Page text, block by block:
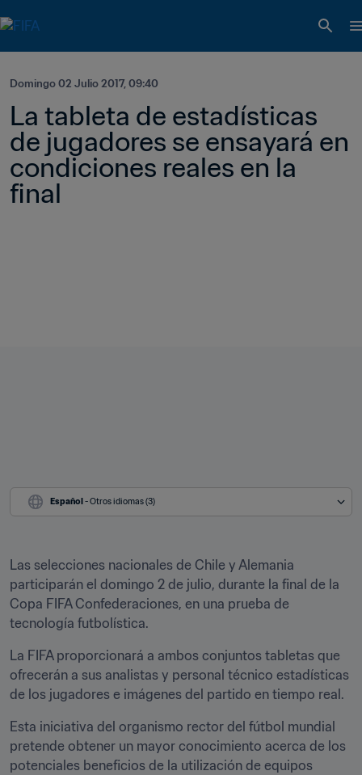
Domingo 02 Julio 2017, 09:40
La tableta de estadísticas
de jugadores se ensayará en
condiciones reales en la
final
Español - Otros idiomas (3)
Las selecciones nacionales de Chile y Alemania
participarán el domingo 2 de julio, durante la final de la
Copa FIFA Confederaciones, en una prueba de
tecnología futbolística.
La FIFA proporcionará a ambos conjuntos tabletas que
ofrecerán a sus analistas y personal técnico estadísticas
de los jugadores e imágenes del partido en tiempo real.
Esta iniciativa del organismo rector del fútbol mundial
pretende obtener un mayor conocimiento acerca de los
potenciales beneficios de la utilización de equipos